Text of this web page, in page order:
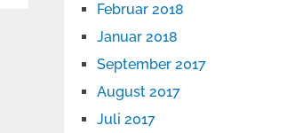
Februar 2018
Januar 2018
September 2017
August 2017
Juli 2017